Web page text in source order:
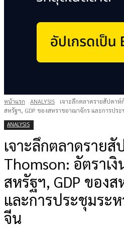
หน้าแรก ANALYSIS
เจาะลึกตลาดรายสัปดาห์
สหรัฐฯ, GDP ของสหราชอาณาจักร และการปร
ANALYSIS
เจาะลึกตลาดราย
Thomson: อัตราเ
สหรัฐฯ, GDP ของ
และการประชุมระ
จีน